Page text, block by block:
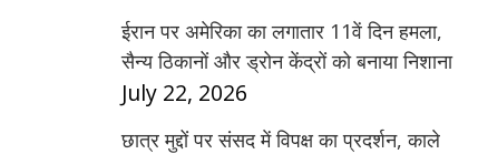
ईरान पर अमेरिका का लगातार 11वें दिन हमला,
सैन्य ठिकानों और ड्रोन केंद्रों को बनाया निशाना
July 22, 2026
छात्र मुद्दों पर संसद में विपक्ष का प्रदर्शन, काले